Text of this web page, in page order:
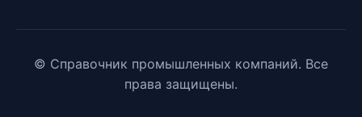
© Справочник промышленных компаний. Все
права защищены.